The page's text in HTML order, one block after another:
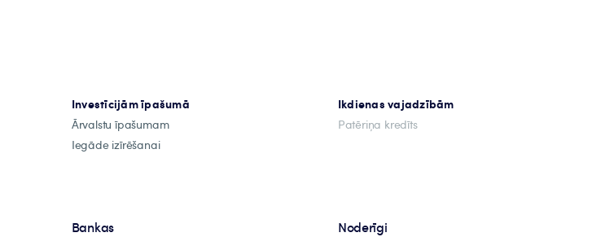
Investīcijām īpašumā
Ārvalstu īpašumam
Iegāde izīrēšanai
Ikdienas vajadzībām
Patēriņa kredīts
Bankas
Noderīgi